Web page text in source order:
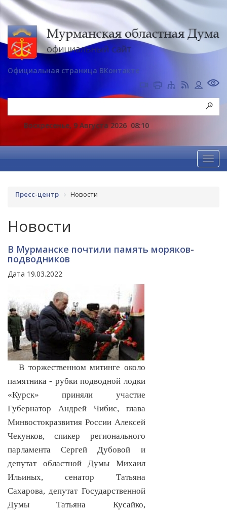
Официальная страница ВКонтакте
Воскресенье, 9 Августа 2026 08:10
Пресс-центр Новости
Новости
В Мурманске почтили память моряков-
подводников
Дата 19.03.2022
В торжественном митинге около
памятника - рубки подводной лодки
«Курск» приняли участие
Губернатор Андрей Чибис, глава
Минвостокразвития России Алексей
Чекунков, спикер регионального
парламента Сергей Дубовой и
депутат областной Думы Михаил
Ильиных, сенатор Татьяна
Сахарова, депутат Государственной
Думы Татьяна Кусайко,